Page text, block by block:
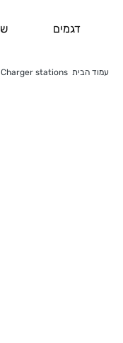
דגמים
עמוד הבית Charger stations